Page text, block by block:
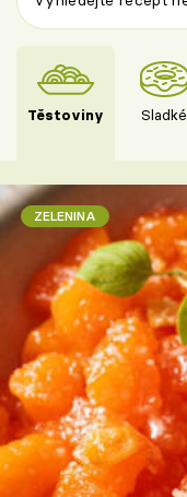
Těstoviny Sladké
ZELENINA